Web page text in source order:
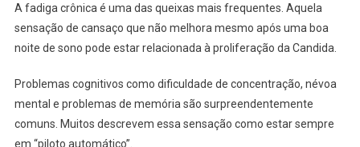
A fadiga crônica é uma das queixas mais frequentes. Aquela
sensação de cansaço que não melhora mesmo após uma boa
noite de sono pode estar relacionada à proliferação da Candida.
Problemas cognitivos como dificuldade de concentração, névoa
mental e problemas de memória são surpreendentemente
comuns. Muitos descrevem essa sensação como estar sempre
em “piloto automático”.